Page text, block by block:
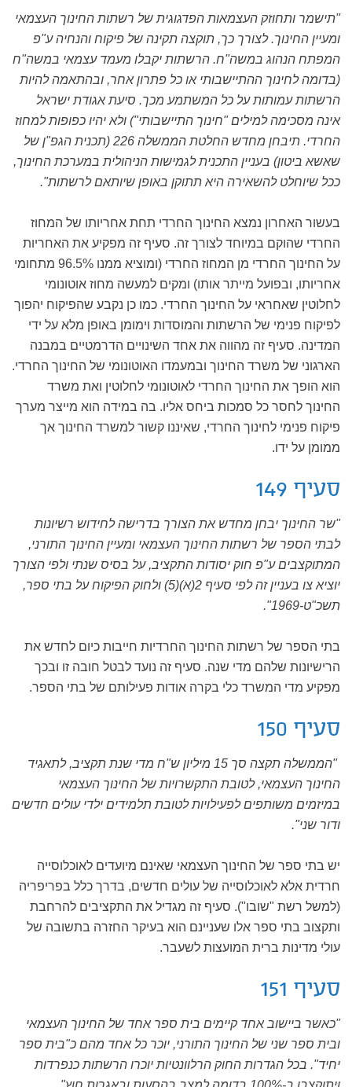
"תישמר ותחוזק העצמאות הפדגוגית של רשתות החינוך העצמאי
ומעיין החינוך. לצורך כך, תוקצה תקינה של פיקוח והנחיה ע"פ
המפתח הנהוג במשה"ח. הרשתות יקבלו מעמד עצמאי במשה"ח
(בדומה לחינוך ההתיישבותי או כל פתרון אחר, ובהתאמה להיות
הרשתות עמותות על כל המשתמע מכך. סיעת אגודת ישראל
אינה מסכימה למילים "חינוך התיישבותי") ולא יהיו כפופות למחוז
החרדי. תיבחן מחדש החלטת הממשלה 226 (תכנית הגפ"ן של
שאשא ביטון) בעניין התכנית לגמישות הניהולית במערכת החינוך,
ככל שיוחלט להשאירה היא תתוקן באופן שיותאם לרשתות".
בעשור האחרון נמצא החינוך החרדי תחת אחריותו של המחוז
החרדי שהוקם במיוחד לצורך זה. סעיף זה מפקיע את האחריות
על החינוך החרדי מן המחוז החרדי (ומוציא ממנו 96.5% מתחומי
אחריותו, ובפועל מייתר אותו) ומקים למעשה מחוז אוטונומי
לחלוטין שאחראי על החינוך החרדי. כמו כן נקבע שהפיקוח יהפוך
לפיקוח פנימי של הרשתות והמוסדות וימומן באופן מלא על ידי
המדינה. סעיף זה מהווה את אחד השינויים הדרמטיים במבנה
הארגוני של משרד החינוך ובמעמדו האוטונומי של החינוך החרדי.
הוא הופך את החינוך החרדי לאוטונומי לחלוטין ואת משרד
החינוך לחסר כל סמכות ביחס אליו. בה במידה הוא מייצר מערך
פיקוח פנימי לחינוך החרדי, שאיננו קשור למשרד החינוך אך
ממומן על ידו.
סעיף 149
"שר החינוך יבחן מחדש את הצורך בדרישה לחידוש רשיונות
לבתי הספר של רשתות החינוך העצמאי ומעיין החינוך התורני,
המתוקצבים ע"פ חוק יסודות התקציב, על בסיס שנתי ולפי הצורך
יוציא צו בעניין זה לפי סעיף 2(א)(5) ולחוק הפיקוח על בתי ספר,
תשכ"ט-1969".
בתי הספר של רשתות החינוך החרדיות חייבות כיום לחדש את
הרישיונות שלהם מדי שנה. סעיף זה נועד לבטל חובה זו ובכך
מפקיע מדי המשרד כלי בקרה אודות פעילותם של בתי הספר.
סעיף 150
"הממשלה תקצה סך 15 מיליון ש"ח מדי שנת תקציב, לתאגיד
החינוך העצמאי, לטובת התקשרויות של החינוך העצמאי
במיזמים משותפים לפעילויות לטובת תלמידים ילדי עולים חדשים
ודור שני".
יש בתי ספר של החינוך העצמאי שאינם מיועדים לאוכלוסייה
חרדית אלא לאוכלוסייה של עולים חדשים, בדרך כלל בפריפריה
(למשל רשת "שובו"). סעיף זה מגדיל את התקציבים להרחבת
ותקצוב בתי ספר אלו שעניינם הוא בעיקר החזרה בתשובה של
עולי מדינות ברית המועצות לשעבר.
סעיף 151
"כאשר ביישוב אחד קיימים בית ספר אחד של החינוך העצמאי
ובית ספר שני של החינוך התורני, יוכר כל אחד מהם כ"בית ספר
יחיד". בכל הגדרות החוק הרלוונטיות יוכרו הרשתות כנפרדות